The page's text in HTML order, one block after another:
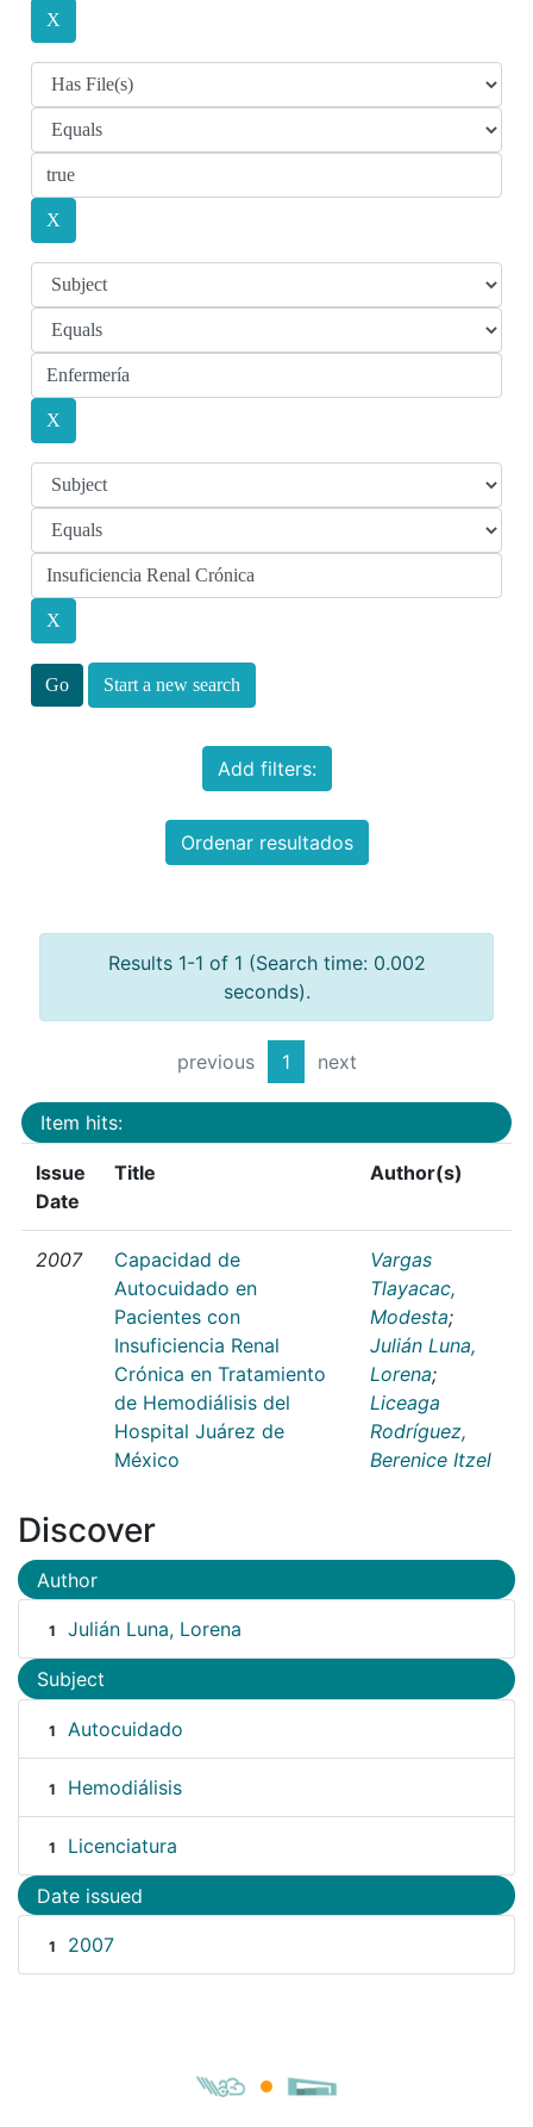
Start a new search
Add filters:
Ordenar resultados
Results 1-1 of 1 (Search time: 0.002
seconds).
previous 1 next
Item hits:
Issue
Date
Title Author(s)
2007
Capacidad de
Autocuidado en
Pacientes con
Insuficiencia Renal
Crónica en Tratamiento
de Hemodiálisis del
Hospital Juárez de
México
Vargas
Tlayacac,
Modesta;
Julián Luna,
Lorena;
Liceaga
Rodríguez,
Berenice Itzel
Discover
Author
1 Julián Luna, Lorena
Subject
1 Autocuidado
1 Hemodiálisis
1 Licenciatura
Date issued
1 2007